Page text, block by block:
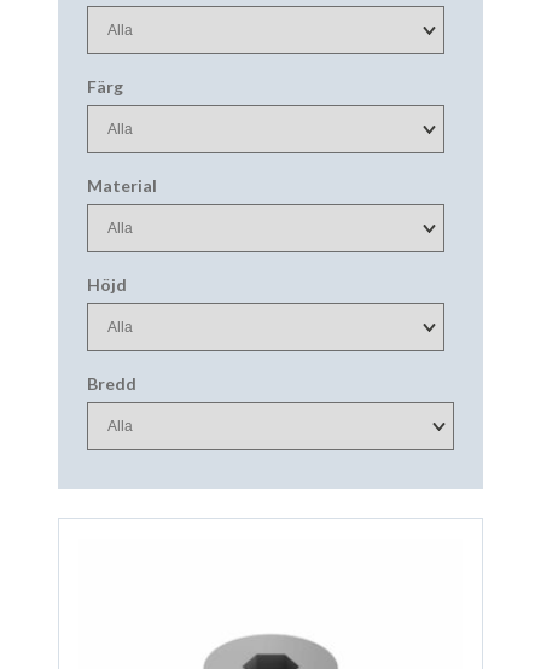
Färg
Material
Höjd
Bredd